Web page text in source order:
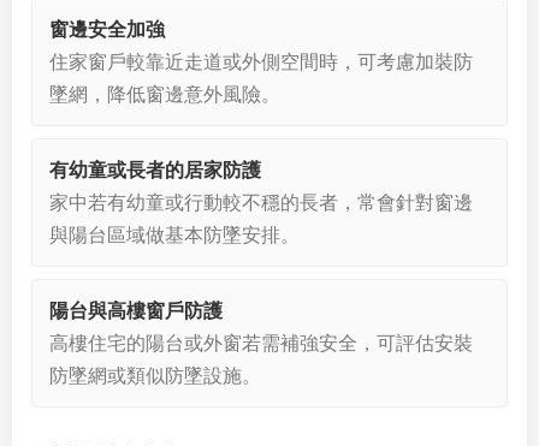
窗邊安全加強
住家窗戶較靠近走道或外側空間時，可考慮加裝防
墜網，降低窗邊意外風險。
有幼童或長者的居家防護
家中若有幼童或行動較不穩的長者，常會針對窗邊
與陽台區域做基本防墜安排。
陽台與高樓窗戶防護
高樓住宅的陽台或外窗若需補強安全，可評估安裝
防墜網或類似防墜設施。